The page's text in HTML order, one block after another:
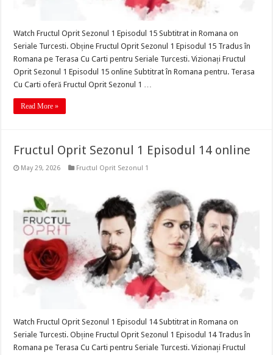
Watch Fructul Oprit Sezonul 1 Episodul 15 Subtitrat in Romana on
Seriale Turcesti. Obține Fructul Oprit Sezonul 1 Episodul 15 Tradus în
Romana pe Terasa Cu Carti pentru Seriale Turcesti. Vizionați Fructul
Oprit Sezonul 1 Episodul 15 online Subtitrat în Romana pentru. Terasa
Cu Carti oferă Fructul Oprit Sezonul 1 …
Read More »
Fructul Oprit Sezonul 1 Episodul 14 online
May 29, 2026 Fructul Oprit Sezonul 1
Watch Fructul Oprit Sezonul 1 Episodul 14 Subtitrat in Romana on
Seriale Turcesti. Obține Fructul Oprit Sezonul 1 Episodul 14 Tradus în
Romana pe Terasa Cu Carti pentru Seriale Turcesti. Vizionați Fructul